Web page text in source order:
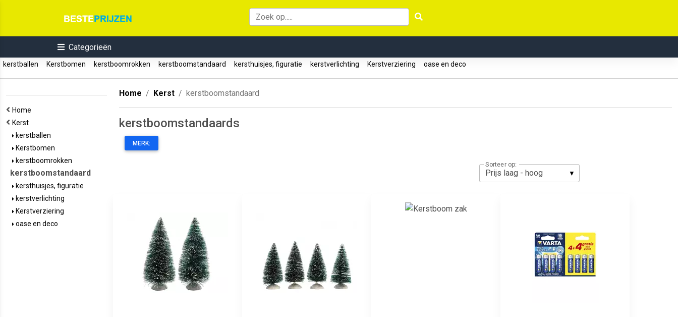
Categorieën
kerstballen Kerstbomen kerstboomrokken kerstboomstandaard kersthuisjes, figuratie kerstverlichting Kerstverziering oase en deco
Home
Kerst
kerstballen
Kerstbomen
kerstboomrokken
kerstboomstandaard
kersthuisjes, figuratie
kerstverlichting
Kerstverziering
oase en deco
Home Kerst kerstboomstandaard
kerstboomstandaards
MERK:
Sorteer op: